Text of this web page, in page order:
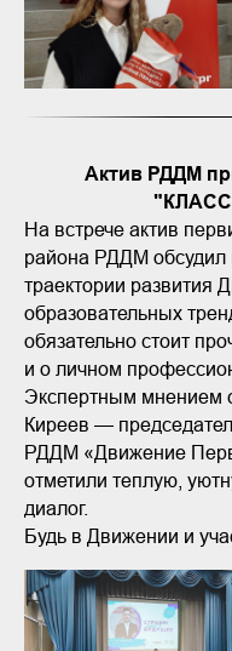
Актив РДДМ
На встрече актив
района РДДМ
траектории развития
образовательных
обязательно стоит
и о личном
Экспертным мнением
Киреев —
РДДМ «Движение
отметили теплую,
диалог.
Будь в Движении и